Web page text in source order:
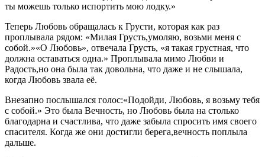
ты можешь только испортить мою лодку.»
Теперь Любовь обращалась к Грусти, которая как раз
проплывала рядом: «Милая Грусть,умоляю, возьми меня с
собой.»«О Любовь», отвечала Грусть, «я такая грустная, что
должна оставаться одна.» Проплывала мимо Любви и
Радость,но она была так довольна, что даже и не слышала,
когда Любовь звала её.
Внезапно послышался голос:«Подойди, Любовь, я возьму тебя
с собой.» Это была Вечность, но Любовь была на столько
благодарна и счастлива, что даже забыла спросить имя своего
спасителя. Когда же они достигли берега,вечность поплыла
дальше.